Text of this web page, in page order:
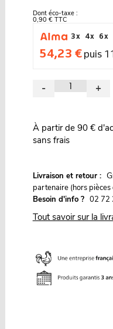
Dont éco-taxe :
0,90 € TTC
3 x
4 x 6 x
54,23 €puis
- +
À partir de 90 €
sans frais
Livraison et retour : G
partenaire (hors pièces
Besoin d'info ? 02 72
Tout savoir sur la